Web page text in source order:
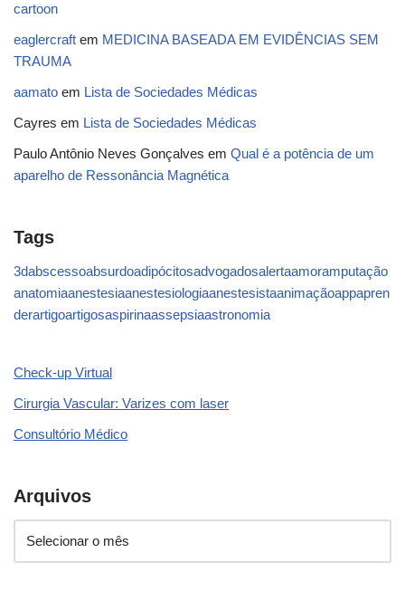
cartoon
eaglercraft em MEDICINA BASEADA EM EVIDÊNCIAS SEM
TRAUMA
aamato em Lista de Sociedades Médicas
Cayres em Lista de Sociedades Médicas
Paulo Antônio Neves Gonçalves em Qual é a potência de um
aparelho de Ressonância Magnética
Tags
3dabscessoabsurdoadipócitosadvogadosalertaamoramputação
anatomiaanestesiaanestesiologiaanestesistaanimaçãoappapren
derartigoartigosaspirinaassepsiaastronomia
Check-up Virtual
Cirurgia Vascular: Varizes com laser
Consultório Médico
Arquivos